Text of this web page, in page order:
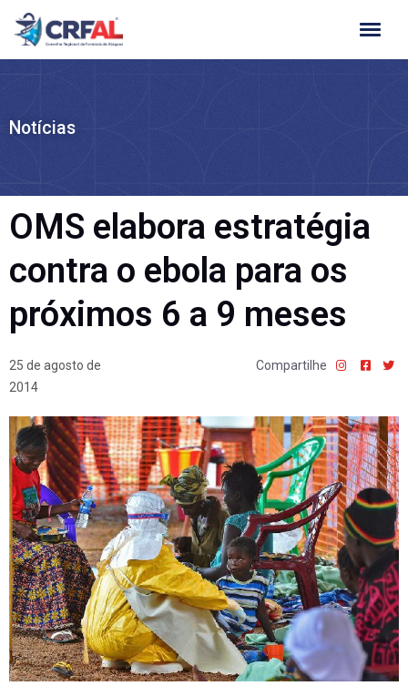
Ir
para
Notícias
OMS elabora estratégia
contra o ebola para os
próximos 6 a 9 meses
25 de agosto de
2014
Compartilhe